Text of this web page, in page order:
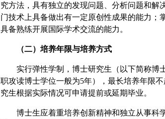
究方法，具有独立的发现问题、分析问题和解
门技术上具备做出有一定原创性成果的能力；
具备熟练开展国际学术交流的能力。
（二）培养年限与培养方式
实行弹性学制，博士研究生（以下简称博
职攻读博士学位一般为5年），最长培养年限
究生根据实际情况可申请提前或延期毕业。
博士生应着重培养创新精神和独立从事科